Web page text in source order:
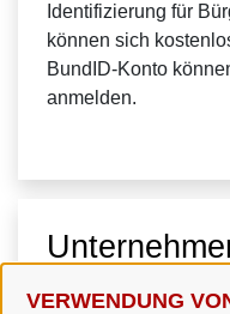
VERWENDUNG
Identifizierung für
können sich
BundID-Konto
anmelden.